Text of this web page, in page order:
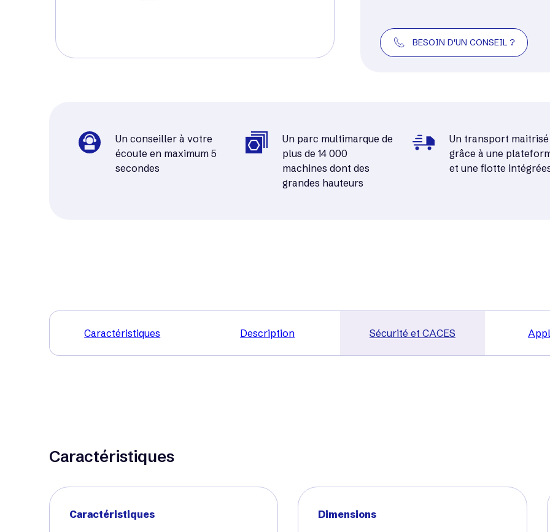
BESOIN D'UN CONSEIL ?
Un conseiller à votre
écoute en maximum 5
secondes
Un parc multimarque de
plus de 14 000
machines dont des
grandes hauteurs
Un transport maitrisé
grâce à une
et une flotte
Caractéristiques Description Sécurité et CACES
Caractéristiques
Caractéristiques
Dimensions